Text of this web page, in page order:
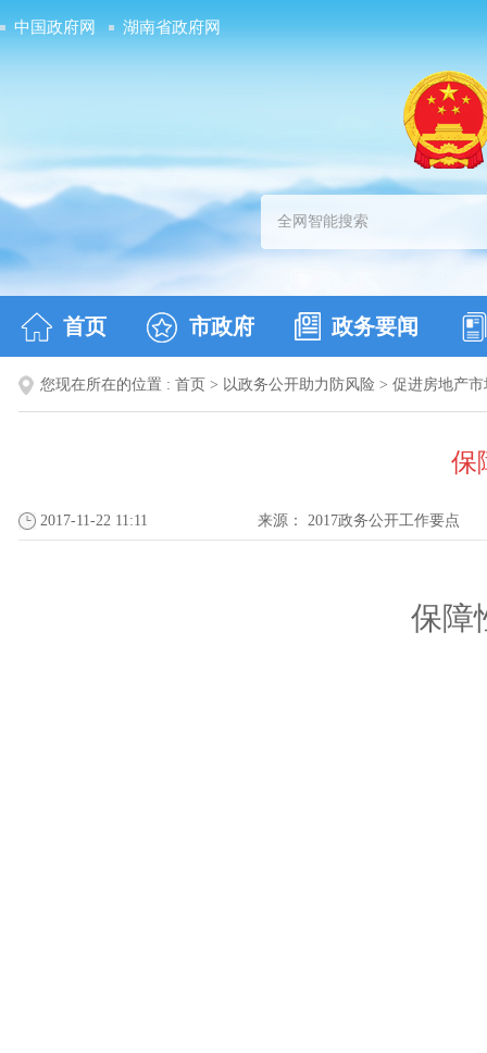
中国政府网 湖南省政府网
首页 市政府 政务要闻
您现在所在的位置 : 首页 > 以政务公开助力防风险 > 促进房地产
保
2017-11-22 11:11 来源： 2017政务公开工作要点
保障